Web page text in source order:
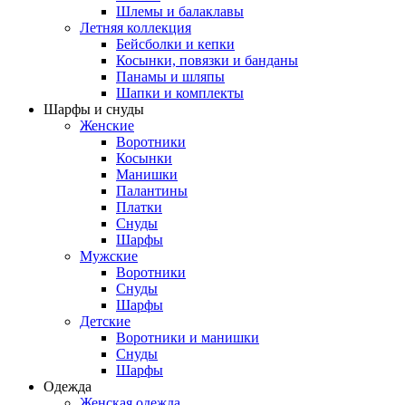
Шлемы и балаклавы
Летняя коллекция
Бейсболки и кепки
Косынки, повязки и банданы
Панамы и шляпы
Шапки и комплекты
Шарфы и снуды
Женские
Воротники
Косынки
Манишки
Палантины
Платки
Снуды
Шарфы
Мужские
Воротники
Снуды
Шарфы
Детские
Воротники и манишки
Снуды
Шарфы
Одежда